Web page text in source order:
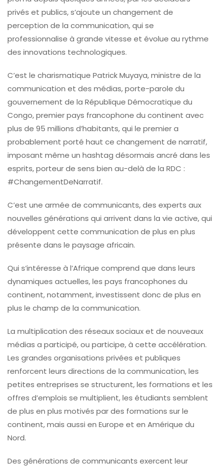
privés et publics, s’ajoute un changement de
perception de la communication, qui se
professionnalise à grande vitesse et évolue au rythme
des innovations technologiques.
C’est le charismatique Patrick Muyaya, ministre de la
communication et des médias, porte-parole du
gouvernement de la République Démocratique du
Congo, premier pays francophone du continent avec
plus de 95 millions d’habitants, qui le premier a
probablement porté haut ce changement de narratif,
imposant même un hashtag désormais ancré dans les
esprits, porteur de sens bien au-delà de la RDC :
#ChangementDeNarratif.
C’est une armée de communicants, des experts aux
nouvelles générations qui arrivent dans la vie active, qui
développent cette communication de plus en plus
présente dans le paysage africain.
Qui s’intéresse à l’Afrique comprend que dans leurs
dynamiques actuelles, les pays francophones du
continent, notamment, investissent donc de plus en
plus le champ de la communication.
La multiplication des réseaux sociaux et de nouveaux
médias a participé, ou participe, à cette accélération.
Les grandes organisations privées et publiques
renforcent leurs directions de la communication, les
petites entreprises se structurent, les formations et les
offres d’emplois se multiplient, les étudiants semblent
de plus en plus motivés par des formations sur le
continent, mais aussi en Europe et en Amérique du
Nord.
Des générations de communicants exercent leur